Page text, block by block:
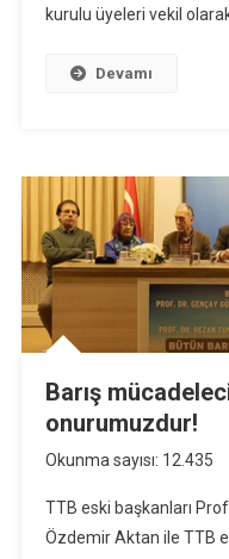
kurulu üyeleri vekil olarak
Devamı
Barış
onurumuzdur!
Okunma sayısı: 12.435
TTB eski başkanları
Özdemir Aktan ile TTB